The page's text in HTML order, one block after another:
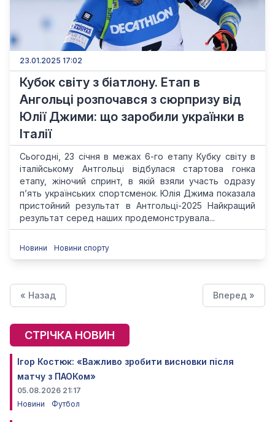
23.01.2025 17:02
Кубок світу з біатлону. Етап в
Ангольці розпочався з сюрпризу від
Юлії Джими: що заробили українки в
Італії
Сьогодні, 23 січня в межах 6-го етапу Кубку світу в
італійському Антгольці відбулася стартова гонка
етапу, жіночий спринт, в якій взяли участь одразу
п’ять українських спортсменок. Юлія Джима показала
пристойний результат в Антгольці-2025 Найкращий
результат серед наших продемонструвала...
Новини Новини спорту
« Назад Вперед »
СТРІЧКА НОВИН
Ігор Костюк: «Важливо зробити висновки після
матчу з ПАОКом»
05.08.2026 21:17
Новини
Футбол